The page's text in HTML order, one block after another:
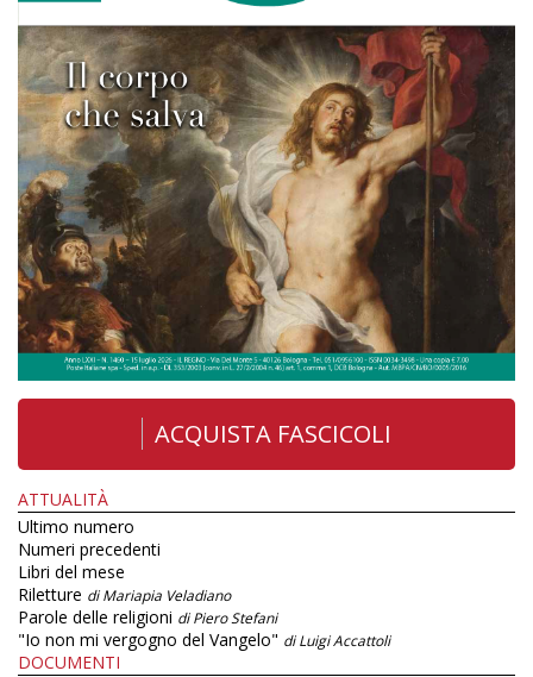
ACQUISTA FASCICOLI
ATTUALITÀ
Ultimo numero
Numeri precedenti
Libri del mese
Riletture di Mariapia Veladiano
Parole delle religioni di Piero Stefani
"Io non mi vergogno del Vangelo" di Luigi Accattoli
DOCUMENTI